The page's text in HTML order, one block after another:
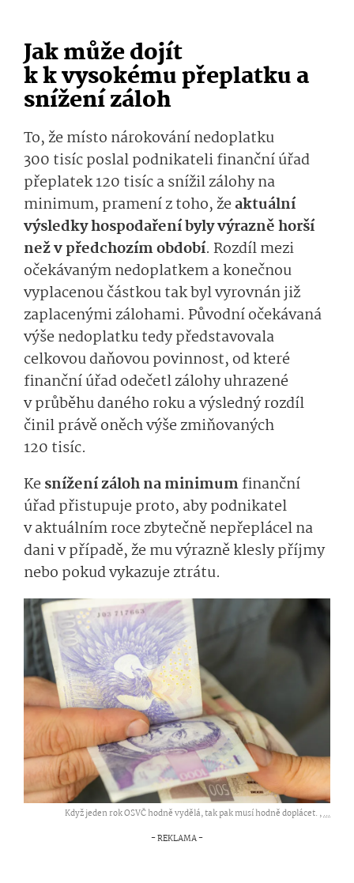
Jak může dojít
k k vysokému přeplatku a
snížení záloh
To, že místo nárokování nedoplatku
300 tisíc poslal podnikateli finanční úřad
přeplatek 120 tisíc a snížil zálohy na
minimum, pramení z toho, žeaktuální
výsledky hospodaření byly výrazně horší
než v předchozím období. Rozdíl mezi
očekávaným nedoplatkem a konečnou
vyplacenou částkou tak byl vyrovnán již
zaplacenými zálohami. Původní očekávaná
výše nedoplatku tedy představovala
celkovou daňovou povinnost, od které
finanční úřad odečetl zálohy uhrazené
v průběhu daného roku a výsledný rozdíl
činil právě oněch výše zmiňovaných
120 tisíc.
Kesnížení záloh na minimumfinanční
úřad přistupuje proto, aby podnikatel
v aktuálním roce zbytečně nepřeplácel na
dani v případě, že mu výrazně klesly příjmy
nebo pokud vykazuje ztrátu.
Když jeden rok OSVČ hodně vydělá, tak pak musí hodně doplácet. ,...